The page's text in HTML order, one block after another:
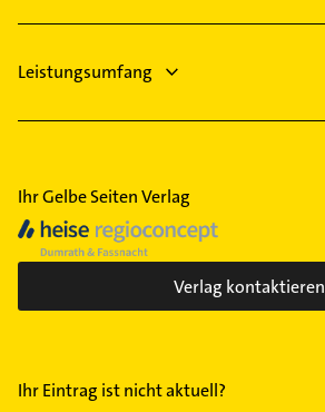
Heizung & Sanitär
Leistungsumfang
Ihr Gelbe Seiten Verlag
Verlag kontaktieren
Ihr Eintrag ist nicht aktuell?